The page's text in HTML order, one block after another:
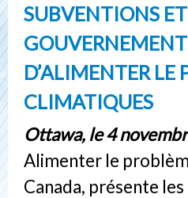
SUBVENTIONS
D’ALIMENTER LE
CLIMATIQUES
Ottawa, le 4
Alimenter le
Canada, présente